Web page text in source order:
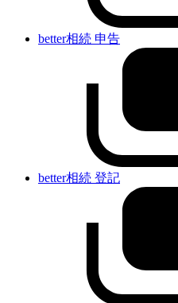
better相続 申告
better相続 登記